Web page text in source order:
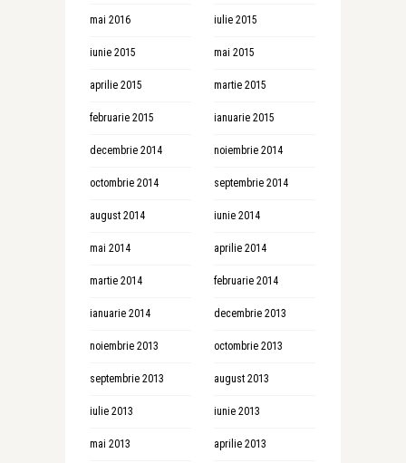
mai 2016 iulie 2015
iunie 2015 mai 2015
aprilie 2015 martie 2015
februarie 2015 ianuarie 2015
decembrie 2014 noiembrie 2014
octombrie 2014 septembrie 2014
august 2014 iunie 2014
mai 2014 aprilie 2014
martie 2014 februarie 2014
ianuarie 2014 decembrie 2013
noiembrie 2013 octombrie 2013
septembrie 2013 august 2013
iulie 2013 iunie 2013
mai 2013 aprilie 2013